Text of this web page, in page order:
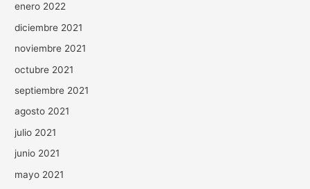
enero 2022
diciembre 2021
noviembre 2021
octubre 2021
septiembre 2021
agosto 2021
julio 2021
junio 2021
mayo 2021